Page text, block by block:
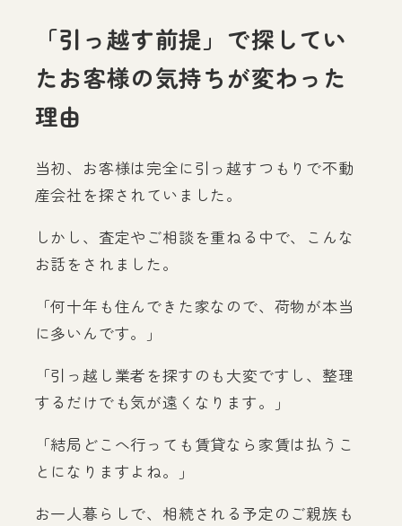
「引っ越す前提」で探してい
たお客様の気持ちが変わった
理由
当初、お客様は完全に引っ越すつもりで不動
産会社を探されていました。
しかし、査定やご相談を重ねる中で、こんな
お話をされました。
「何十年も住んできた家なので、荷物が本当
に多いんです。」
「引っ越し業者を探すのも大変ですし、整理
するだけでも気が遠くなります。」
「結局どこへ行っても賃貸なら家賃は払うこ
とになりますよね。」
お一人暮らしで、相続される予定のご親族も